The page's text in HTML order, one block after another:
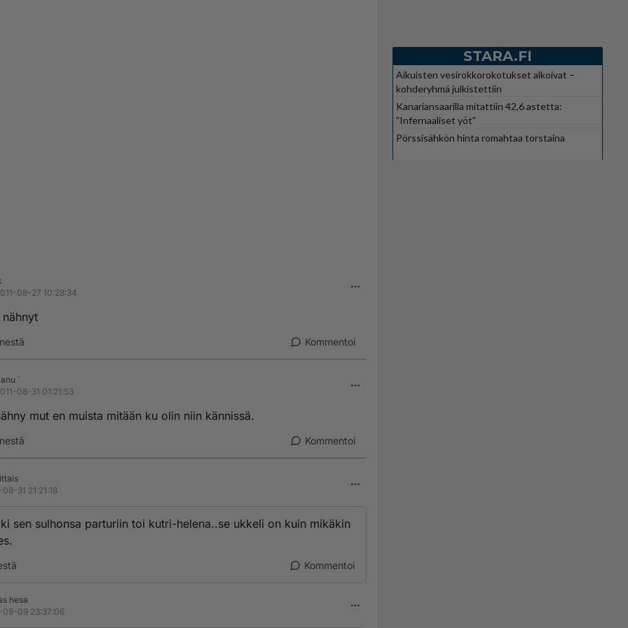
08-27 10:28:34
Kommentoi
´
08-31 01:21:53
mut en muista mitään ku olin niin kännissä.
Kommentoi
08-31 21:21:18
sen sulhonsa parturiin toi kutri-helena..se ukkeli on kuin mikäkin
Kommentoi
hesa
09-09 23:37:06
STARA.FI
Aikuisten vesirokkorokotukset alkoivat –
kohderyhmä julkistettiin
Kanariansaarilla mitattiin 42,6 astetta:
”Infernaaliset yöt”
Pörssisähkön hinta romahtaa torstaina